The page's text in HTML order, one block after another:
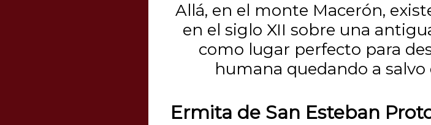
Allá, en el monte Macerón,
en el siglo XII sobre una
como lugar perfecto para
humana quedando a
Ermita de San Esteban